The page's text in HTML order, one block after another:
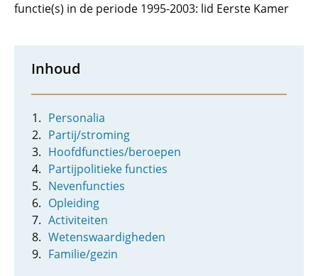
functie(s) in de periode 1995-2003: lid Eerste Kamer
Inhoud
Personalia
Partij/stroming
Hoofdfuncties/beroepen
Partijpolitieke functies
Nevenfuncties
Opleiding
Activiteiten
Wetenswaardigheden
Familie/gezin